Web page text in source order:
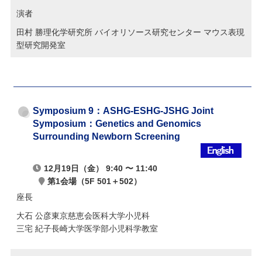
演者
田村 勝理化学研究所 バイオリソース研究センター マウス表現
型研究開発室
Symposium 9：ASHG-ESHG-JSHG Joint
Symposium： Genetics and Genomics
Surrounding Newborn Screening
12月19日（金） 9:40 〜 11:40
第1会場（5F 501＋502）
座長
大石 公彦東京慈恵会医科大学小児科
三宅 紀子長崎大学医学部小児科学教室